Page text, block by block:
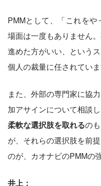
PMMとして、「これを
場面は一度もありません
進めた方がいい、という
個人の裁量に任されていま
また、外部の専門家に協
加アサインについて相談し
柔軟な選択肢を取れるの
が、それらの選択肢を前
のが、カオナビのPMMの
井上：